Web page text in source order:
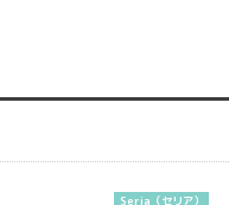
Seria（セリア）